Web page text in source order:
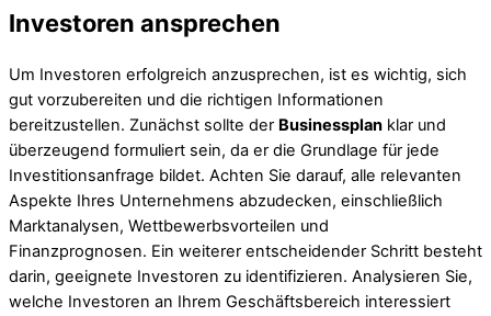
Investoren ansprechen
Um Investoren erfolgreich anzusprechen, ist es wichtig, sich
gut vorzubereiten und die richtigen Informationen
bereitzustellen. Zunächst sollte der Businessplan klar und
überzeugend formuliert sein, da er die Grundlage für jede
Investitionsanfrage bildet. Achten Sie darauf, alle relevanten
Aspekte Ihres Unternehmens abzudecken, einschließlich
Marktanalysen, Wettbewerbsvorteilen und
Finanzprognosen. Ein weiterer entscheidender Schritt besteht
darin, geeignete Investoren zu identifizieren. Analysieren Sie,
welche Investoren an Ihrem Geschäftsbereich interessiert